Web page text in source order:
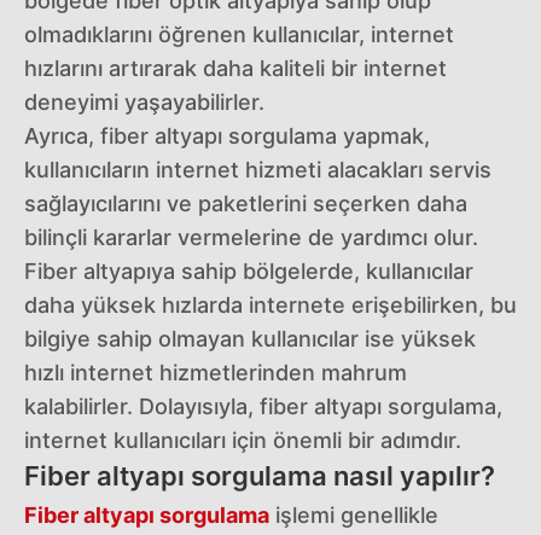
olmadıklarını öğrenen kullanıcılar, internet
hızlarını artırarak daha kaliteli bir internet
deneyimi yaşayabilirler.
Ayrıca, fiber altyapı sorgulama yapmak,
kullanıcıların internet hizmeti alacakları servis
sağlayıcılarını ve paketlerini seçerken daha
bilinçli kararlar vermelerine de yardımcı olur.
Fiber altyapıya sahip bölgelerde, kullanıcılar
daha yüksek hızlarda internete erişebilirken, bu
bilgiye sahip olmayan kullanıcılar ise yüksek
hızlı internet hizmetlerinden mahrum
kalabilirler. Dolayısıyla, fiber altyapı sorgulama,
internet kullanıcıları için önemli bir adımdır.
Fiber altyapı sorgulama nasıl yapılır?
Fiber altyapı sorgulama işlemi genellikle